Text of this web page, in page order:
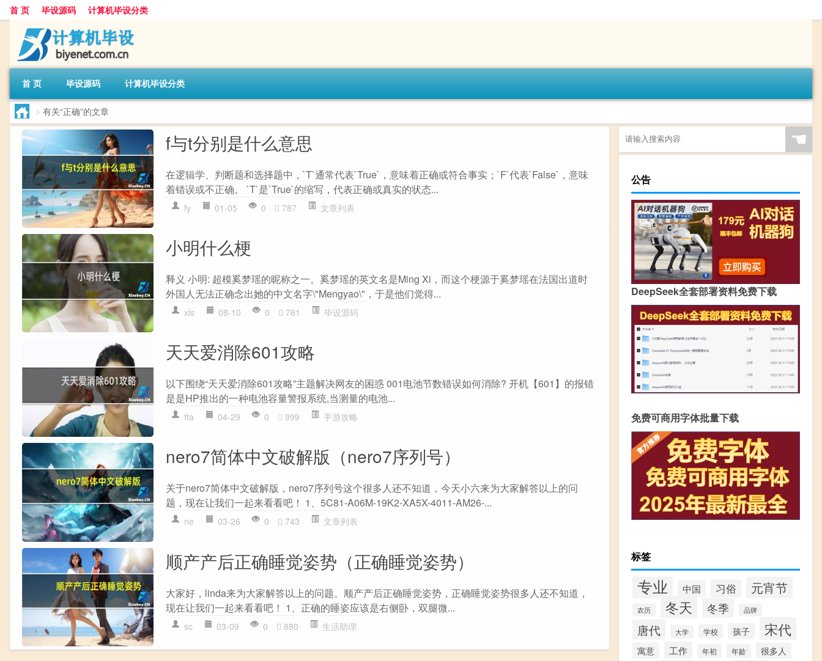
首 页 毕设源码 计算机毕设分类
首 页 毕设源码 计算机毕设分类
> 有关“正确”的文章
f与t分别是什么意思
在逻辑学、判断题和选择题中，`T`通常代表`True`，意味着正确或符合事实；`F`代表`False`，意味
着错误或不正确。 `T`是`True`的缩写，代表正确或真实的状态...
fy 01-05 0 787 文章列表
小明什么梗
释义 小明: 超模奚梦瑶的昵称之一。奚梦瑶的英文名是Ming Xi，而这个梗源于奚梦瑶在法国出道时
外国人无法正确念出她的中文名字\"Mengyao\"，于是他们觉得...
xls 08-10 0 781 毕设源码
天天爱消除601攻略
以下围绕“天天爱消除601攻略”主题解决网友的困惑 001电池节数错误如何消除? 开机【601】的报错
是是HP推出的一种电池容量警报系统,当测量的电池...
tta 04-29 0 999 手游攻略
nero7简体中文破解版（nero7序列号）
关于nero7简体中文破解版，nero7序列号这个很多人还不知道，今天小六来为大家解答以上的问
题，现在让我们一起来看看吧！ 1、5C81-A06M-19K2-XA5X-4011-AM26-...
ne 03-26 0 743 文章列表
顺产产后正确睡觉姿势（正确睡觉姿势）
大家好，linda来为大家解答以上的问题。顺产产后正确睡觉姿势，正确睡觉姿势很多人还不知道，
现在让我们一起来看看吧！ 1、正确的睡姿应该是右侧卧，双腿微...
sc 03-09 0 880 生活助理
☚
公告
DeepSeek全套部署资料免费下载
免费可商用字体批量下载
标签
专业 中国 习俗 元宵节
农历 冬天 冬季 品牌
唐代 大学 学校 孩子 宋代
寓意 工作 年初 年龄 很多人